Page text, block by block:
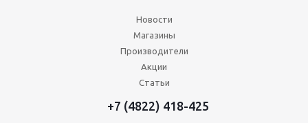
Новости
Магазины
Производители
Акции
Статьи
+7 (4822) 418-425